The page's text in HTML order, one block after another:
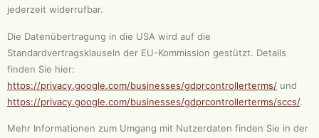
jederzeit widerrufbar.
Die Datenübertragung in die USA wird auf die
Standardvertragsklauseln der EU-Kommission gestützt. Details
finden Sie hier:
https://privacy.google.com/businesses/gdprcontrollerterms/ und
https://privacy.google.com/businesses/gdprcontrollerterms/sccs/.
Mehr Informationen zum Umgang mit Nutzerdaten finden Sie in der